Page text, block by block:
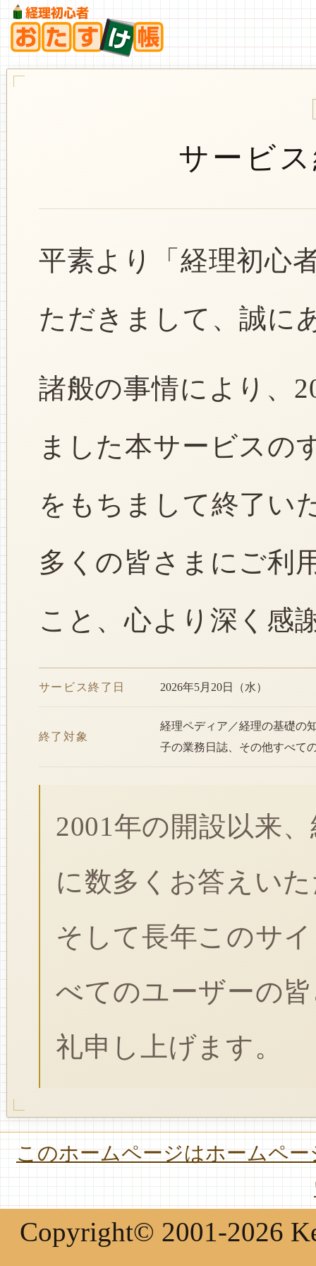
サービ
平素より「経理初心
ただきまして、誠に
諸般の事情により、
ました本サービスの
をもちまして終了い
多くの皆さまにご利
こと、心より深く感
サービス終了日 2026年5月20日（水）
終了対象
経理ペディア／経理の基礎の
子の業務日誌、その他すべて
2001年の開設以来
に数多くお答えい
そして長年このサ
べてのユーザーの
礼申し上げます。
このホームページはホームペ
Copyright© 2001-2026